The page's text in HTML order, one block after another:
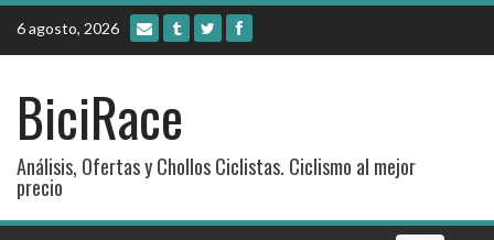
Skip
content
6 agosto, 2026
BiciRace
Análisis, Ofertas y Chollos Ciclistas. Ciclismo al mejor
precio